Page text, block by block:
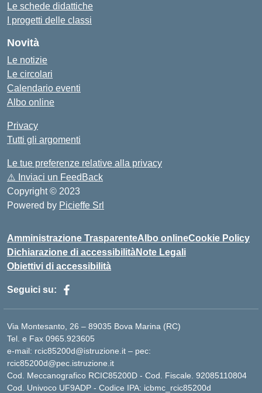
Le schede didattiche
I progetti delle classi
Novità
Le notizie
Le circolari
Calendario eventi
Albo online
Privacy
Tutti gli argomenti
Le tue preferenze relative alla privacy
⚠️ Inviaci un FeedBack
Copyright © 2023
Powered by Picieffe Srl
Amministrazione TrasparenteAlbo onlineCookie Policy
Dichiarazione di accessibilitàNote Legali
Obiettivi di accessibilità
Seguici su:
Via Montesanto, 26 – 89035 Bova Marina (RC)
Tel. e Fax 0965.923605
e-mail: rcic85200d@istruzione.it – pec:
rcic85200d@pec.istruzione.it
Cod. Meccanografico RCIC85200D - Cod. Fiscale. 92085110804
Cod. Univoco UF9ADP - Codice IPA: icbmc_rcic85200d